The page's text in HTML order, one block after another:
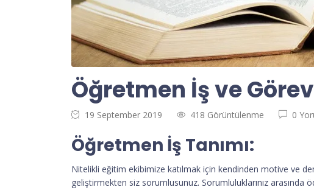
Öğretmen İş ve
19 September 2019 418 Görüntülenme 0
Öğretmen İş Tanımı:
Nitelikli eğitim ekibimize katılmak için kendinden motive ve
geliştirmekten siz sorumlusunuz. Sorumluluklarınız